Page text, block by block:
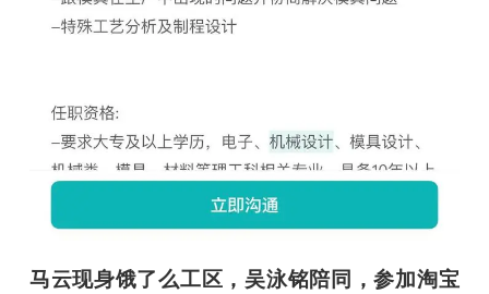
马云现身饿了么工区，吴泳铭陪同，参加淘宝